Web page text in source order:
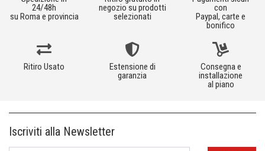
24/48h
su Roma e provincia
negozio su prodotti
selezionati
con
Paypal, carte e
bonifico
Ritiro Usato
Estensione di
garanzia
Consegna e
installazione
al piano
Iscriviti alla Newsletter